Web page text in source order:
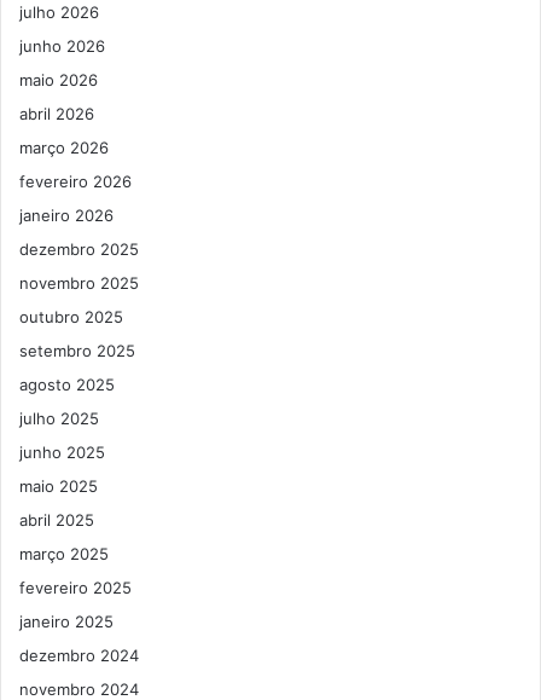
julho 2026
junho 2026
maio 2026
abril 2026
março 2026
fevereiro 2026
janeiro 2026
dezembro 2025
novembro 2025
outubro 2025
setembro 2025
agosto 2025
julho 2025
junho 2025
maio 2025
abril 2025
março 2025
fevereiro 2025
janeiro 2025
dezembro 2024
novembro 2024